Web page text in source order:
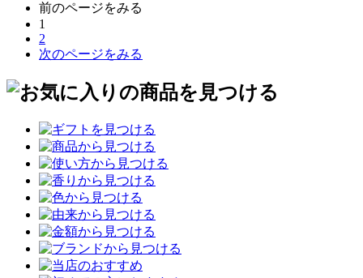
前のページをみる
1
2
次のページをみる